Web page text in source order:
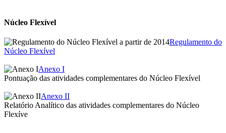
Núcleo Flexível
Regulamento do
Núcleo Flexível
Anexo I
Pontuação das atividades complementares do Núcleo Flexível
Anexo II
Relatório Analítico das atividades complementares do Núcleo
Flexíve